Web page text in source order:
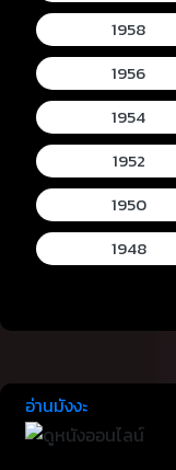
1958
1956
1954
1952
1950
1948
อ่านมังงะ